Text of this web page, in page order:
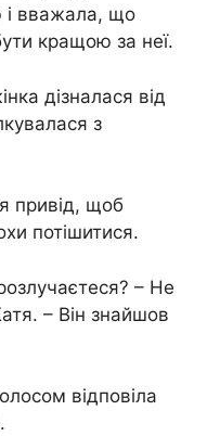
і вважала, що
кращою за неї.
дізналася від
з
привід, щоб
потішитися.
– Не
– Він знайшов
відповіла